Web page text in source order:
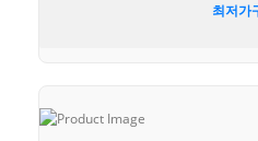
최저가